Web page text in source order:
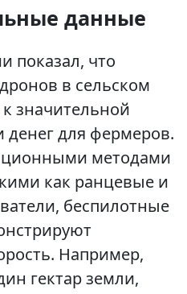
данные
показал, что
в сельском
значительной
для фермеров.
методами
как ранцевые и
беспилотные
Например,
гектар земли,